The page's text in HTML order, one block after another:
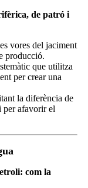
de patró i
vores del jaciment
producció.
que utilitza
per crear una
la diferència de
per afavorir el
com la